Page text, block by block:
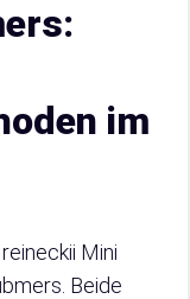
im
Mini
Beide